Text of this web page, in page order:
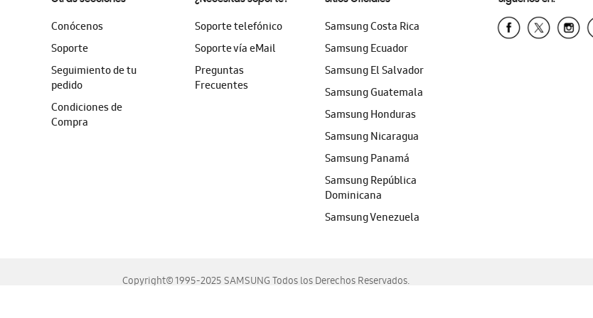
Conócenos
Soporte
Seguimiento de tu
pedido
Condiciones de
Compra
Soporte telefónico
Soporte vía eMail
Preguntas
Frecuentes
Samsung Costa Rica
Samsung Ecuador
Samsung El Salvador
Samsung Guatemala
Samsung Honduras
Samsung Nicaragua
Samsung Panamá
Samsung República
Dominicana
Samsung Venezuela
Copyright© 1995-2025 SAMSUNG Todos los Derechos Reservados.